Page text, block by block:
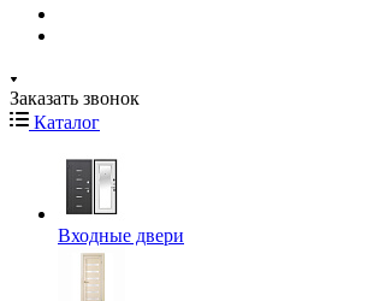
Заказать звонок
Каталог
Входные двери